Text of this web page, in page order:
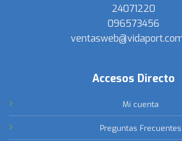
24071220
096573456
Accesos Directo
Mi cuenta
Preguntas Frecuentes